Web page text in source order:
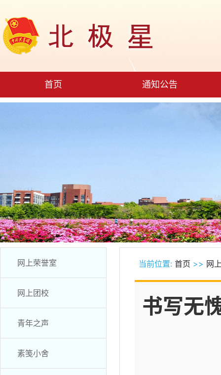
首页 通知公告
网上荣誉室
网上团校
青年之声
素笺小舍
当前位置: 首页 >> 网
书写无